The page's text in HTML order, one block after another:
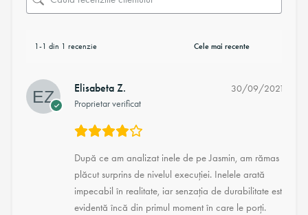
1-1 din 1 recenzie
Elisabeta Z.
Proprietar verificat
30/09/2021
După ce am analizat inele de pe Jasmin, am rămas
plăcut surprins de nivelul execuției. Inelele arată
impecabil în realitate, iar senzația de durabilitate este
evidentă încă din primul moment în care le porți.